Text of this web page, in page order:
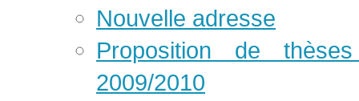
Nouvelle adresse
Proposition de
2009/2010